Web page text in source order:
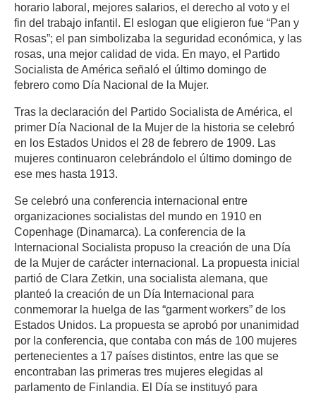
horario laboral, mejores salarios, el derecho al voto y el
fin del trabajo infantil. El eslogan que eligieron fue “Pan y
Rosas”; el pan simbolizaba la seguridad económica, y las
rosas, una mejor calidad de vida. En mayo, el Partido
Socialista de América señaló el último domingo de
febrero como Día Nacional de la Mujer.
Tras la declaración del Partido Socialista de América, el
primer Día Nacional de la Mujer de la historia se celebró
en los Estados Unidos el 28 de febrero de 1909. Las
mujeres continuaron celebrándolo el último domingo de
ese mes hasta 1913.
Se celebró una conferencia internacional entre
organizaciones socialistas del mundo en 1910 en
Copenhage (Dinamarca). La conferencia de la
Internacional Socialista propuso la creación de una Día
de la Mujer de carácter internacional. La propuesta inicial
partió de Clara Zetkin, una socialista alemana, que
planteó la creación de un Día Internacional para
conmemorar la huelga de las “garment workers” de los
Estados Unidos. La propuesta se aprobó por unanimidad
por la conferencia, que contaba con más de 100 mujeres
pertenecientes a 17 países distintos, entre las que se
encontraban las primeras tres mujeres elegidas al
parlamento de Finlandia. El Día se instituyó para